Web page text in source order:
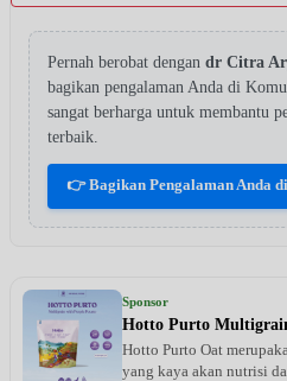
Pernah berobat dengan dr Citra
bagikan pengalaman Anda di
sangat berharga untuk membantu
terbaik.
👉 Bagikan Pengalaman Anda
Sponsor
Hotto Purto
Hotto Purto Oat
yang kaya akan nutrisi